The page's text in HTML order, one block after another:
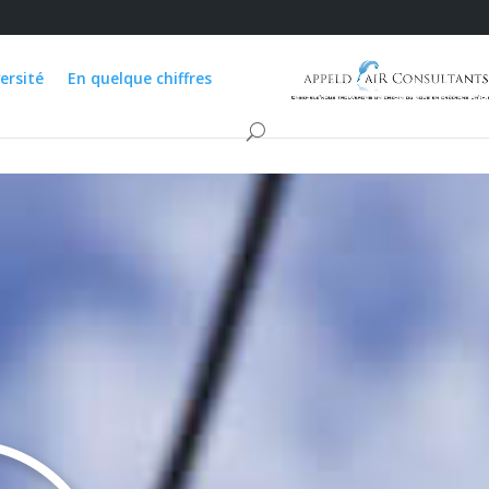
En quelque chiffres